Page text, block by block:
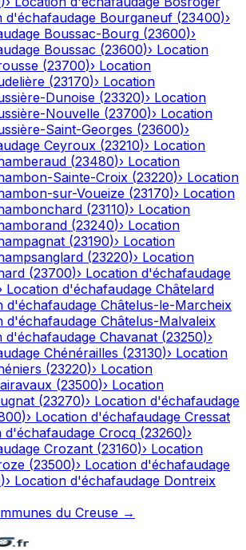
d'échafaudage Bourganeuf (23400)›
Boussac-Bourg (23600)›
Boussac (23600)› Location
(23700)› Location
(23170)› Location
Dunoise (23320)› Location
Nouvelle (23700)› Location
Saint-Georges (23600)›
Ceyroux (23210)› Location
(23480)› Location
Sainte-Croix (23220)› Location
sur-Voueize (23170)› Location
(23110)› Location
(23240)› Location
(23190)› Location
(23220)› Location
(23700)› Location d'échafaudage
Location d'échafaudage Châtelard
d'échafaudage Châtelus-le-Marcheix
d'échafaudage Châtelus-Malvaleix
d'échafaudage Chavanat (23250)›
Chénérailles (23130)› Location
(23220)› Location
(23500)› Location
(23270)› Location d'échafaudage
)› Location d'échafaudage Cressat
d'échafaudage Crocq (23260)›
Crozant (23160)› Location
(23500)› Location d'échafaudage
)› Location d'échafaudage Dontreix
du Creuse →